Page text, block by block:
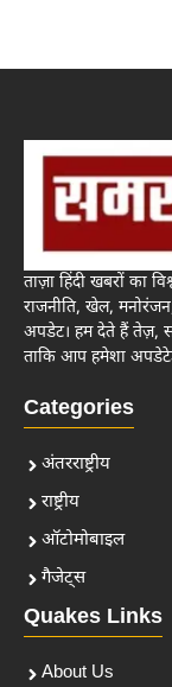
ताज़ा हिंदी खबरों का
राजनीति, खेल,
अपडेट। हम देते हैं तेज़,
ताकि आप हमेशा
Categories
अंतरराष्ट्रीय
राष्ट्रीय
ऑटोमोबाइल
गैजेट्स
Quakes Links
About Us